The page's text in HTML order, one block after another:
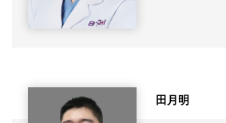
田月明